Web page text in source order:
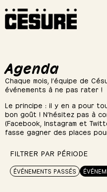
Agenda
Chaque mois, l’équipe de
événements à ne pas rater !
Le principe : il y en a pour
bon goût ! N’hésitez pas à
(Facebook, Instagram et
fasse gagner des places
FILTRER PAR PÉRIODE
ÉVÉNEMENTS PASSÉS